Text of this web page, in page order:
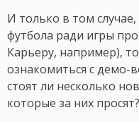
И только в том
футбола ради игры
Карьеру, например),
ознакомиться с демо-
стоят ли несколько
которые за них просят?